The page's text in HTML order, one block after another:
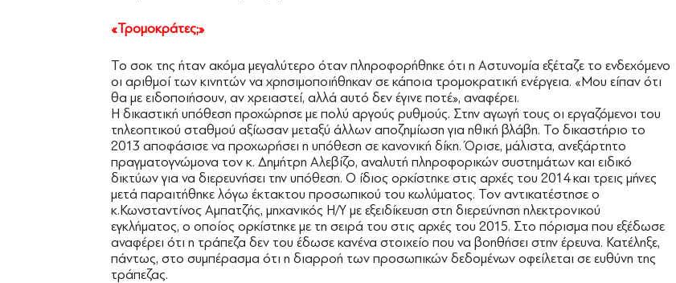
«Τρομοκράτες;»
Το σοκ της ήταν ακόμα μεγαλύτερο όταν πληροφορήθηκε ότι η Αστυνομία εξέταζε το ενδεχόμενο
οι αριθμοί των κινητών να χρησιμοποιήθηκαν σε κάποια τρομοκρατική ενέργεια. «Μου είπαν ότι
θα με ειδοποιήσουν, αν χρειαστεί, αλλά αυτό δεν έγινε ποτέ», αναφέρει.
H δικαστική υπόθεση προχώρησε με πολύ αργούς ρυθμούς. Στην αγωγή τους οι εργαζόμενοι του
τηλεοπτικού σταθμού αξίωσαν μεταξύ άλλων αποζημίωση για ηθική βλάβη. Το δικαστήριο το
2013 αποφάσισε να προχωρήσει η υπόθεση σε κανονική δίκη. Όρισε, μάλιστα, ανεξάρτητο
πραγματογνώμονα τον κ. ∆ημήτρη Αλεβίζο, αναλυτή πληροφορικών συστημάτων και ειδικό
δικτύων για να διερευνήσει την υπόθεση. Ο ίδιος ορκίστηκε στις αρχές του 2014 και τρεις μήνες
μετά παραιτήθηκε λόγω έκτακτου προσωπικού του κωλύματος. Τον αντικατέστησε ο
κ.Κωνσταντίνος Αμπατζής, μηχανικός Η/Υ με εξειδίκευση στη διερεύνηση ηλεκτρονικού
εγκλήματος, ο οποίος ορκίστηκε με τη σειρά του στις αρχές του 2015. Στο πόρισμα που εξέδωσε
αναφέρει ότι η τράπεζα δεν του έδωσε κανένα στοιχείο που να βοηθήσει στην έρευνα. Κατέληξε,
πάντως, στο συμπέρασμα ότι η διαρροή των προσωπικών δεδομένων οφείλεται σε ευθύνη της
τράπεζας.